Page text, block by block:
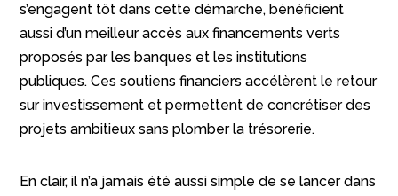
s’engagent tôt dans cette démarche, bénéficient
aussi d’un meilleur accès aux financements verts
proposés par les banques et les institutions
publiques. Ces soutiens financiers accélèrent le retour
sur investissement et permettent de concrétiser des
projets ambitieux sans plomber la trésorerie.
En clair, il n’a jamais été aussi simple de se lancer dans